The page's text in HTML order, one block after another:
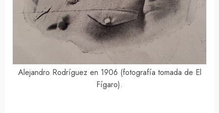
Alejandro Rodríguez en 1906 (fotografía tomada de El
Fígaro).